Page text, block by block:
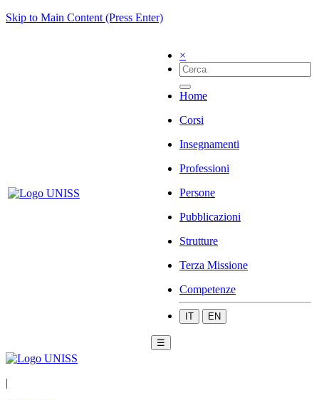
Skip to Main Content (Press Enter)
×
Home
Corsi
Insegnamenti
Professioni
Persone
Pubblicazioni
Strutture
Terza Missione
Competenze
IT EN
☰
|